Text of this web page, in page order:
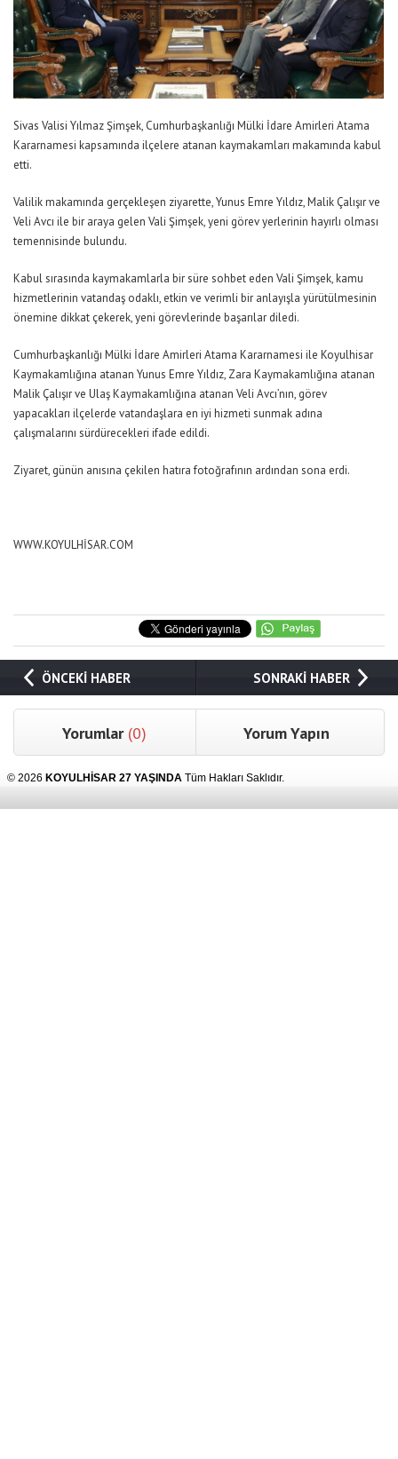
Sivas Valisi Yılmaz Şimşek, Cumhurbaşkanlığı Mülki İdare Amirleri Atama
Kararnamesi kapsamında ilçelere atanan kaymakamları makamında kabul
etti.
Valilik makamında gerçekleşen ziyarette, Yunus Emre Yıldız, Malik Çalışır ve
Veli Avcı ile bir araya gelen Vali Şimşek, yeni görev yerlerinin hayırlı olması
temennisinde bulundu.
Kabul sırasında kaymakamlarla bir süre sohbet eden Vali Şimşek, kamu
hizmetlerinin vatandaş odaklı, etkin ve verimli bir anlayışla yürütülmesinin
önemine dikkat çekerek, yeni görevlerinde başarılar diledi.
Cumhurbaşkanlığı Mülki İdare Amirleri Atama Kararnamesi ile Koyulhisar
Kaymakamlığına atanan Yunus Emre Yıldız, Zara Kaymakamlığına atanan
Malik Çalışır ve Ulaş Kaymakamlığına atanan Veli Avcı’nın, görev
yapacakları ilçelerde vatandaşlara en iyi hizmeti sunmak adına
çalışmalarını sürdürecekleri ifade edildi.
Ziyaret, günün anısına çekilen hatıra fotoğrafının ardından sona erdi.
WWW.KOYULHİSAR.COM
ÖNCEKİ HABER SONRAKİ HABER
Yorumlar (0) Yorum Yapın
© 2026 KOYULHİSAR 27 YAŞINDA Tüm Hakları Saklıdır.